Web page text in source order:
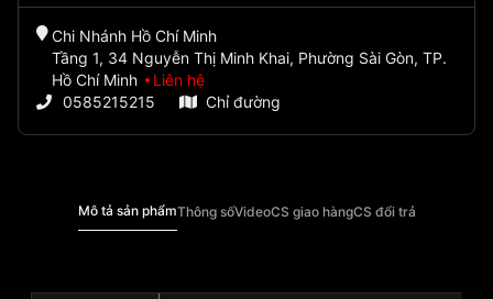
Chi Nhánh Hồ Chí Minh
Tầng 1, 34 Nguyễn Thị Minh Khai, Phường Sài Gòn, TP.
Hồ Chí Minh
Liên hệ
0585215215
Chỉ đường
Mô tả sản phẩmThông sốVideoCS giao hàngCS đổi trả